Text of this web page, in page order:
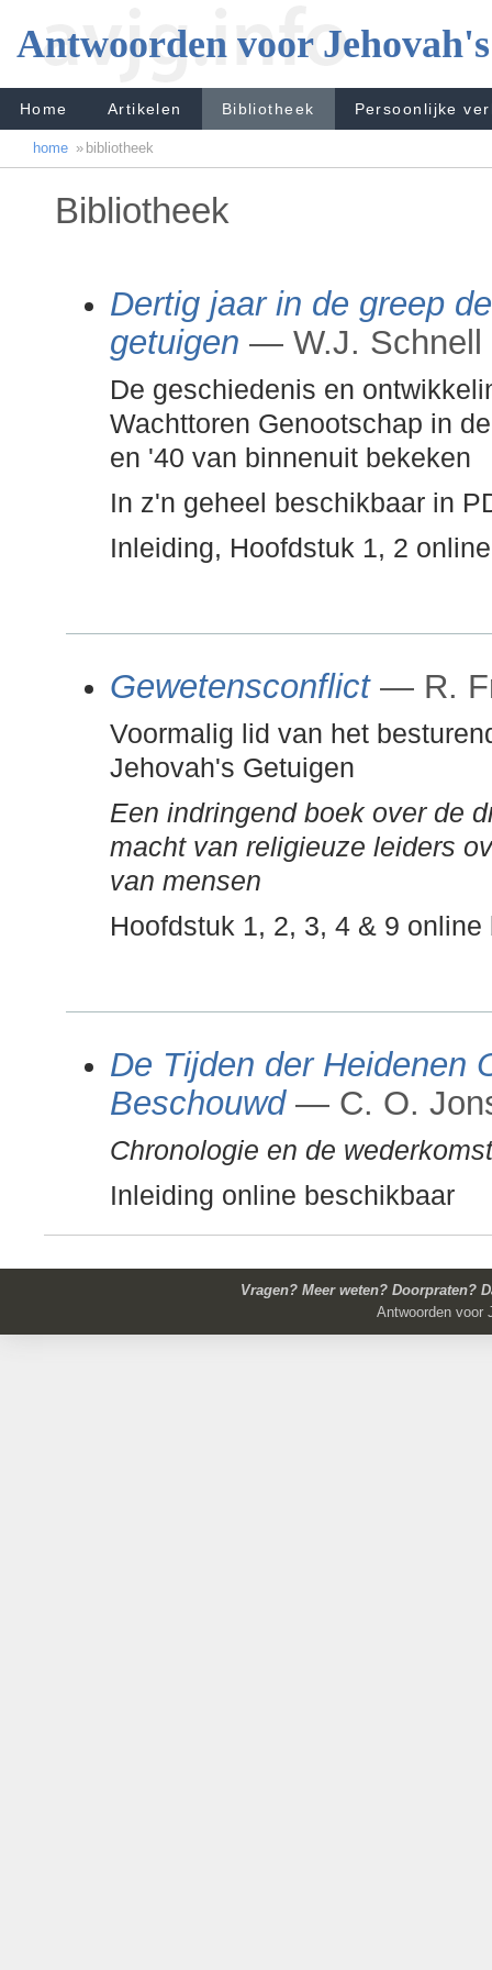
Antwoorden voor
Home Artikelen Bibliotheek Persoonlijke
home » bibliotheek
Bibliotheek
Dertig jaar in de greep
getuigen — W.J. Schnell
De geschiedenis en
Wachttoren Genootschap in
en '40 van binnenuit bekeken
In z'n geheel beschikbaar in
Inleiding, Hoofdstuk 1, 2
Gewetensconflict— R.
Voormalig lid van het
Jehovah's Getuigen
Een indringend boek over de
macht van religieuze leiders
van mensen
Hoofdstuk 1, 2, 3, 4 & 9 online
De Tijden der Heidenen
Beschouwd— C. O.
Chronologie en de
Inleiding online beschikbaar
Vragen? Meer weten? Doorpraten?
Antwoorden voor